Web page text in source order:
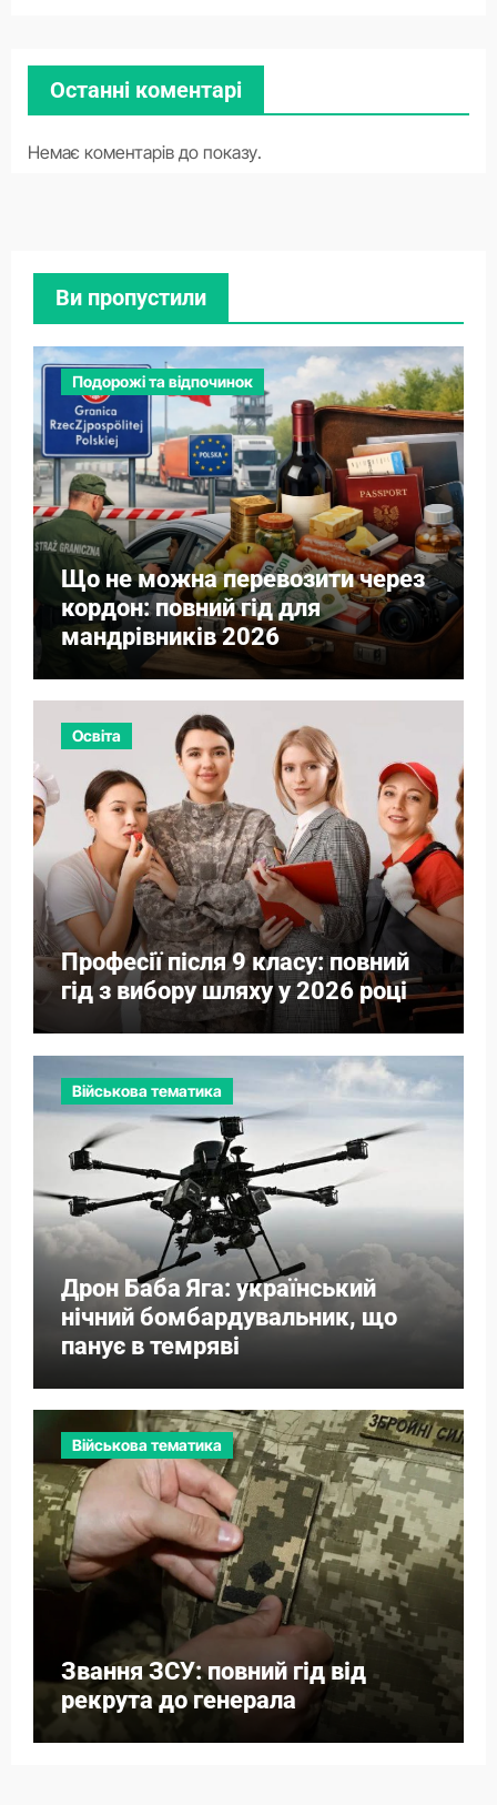
Останні коментарі
Немає коментарів до показу.
Ви пропустили
Подорожі та відпочинок
Що не можна перевозити через
кордон: повний гід для
мандрівників 2026
Освіта
Професії після 9 класу: повний
гід з вибору шляху у 2026 році
Військова тематика
Дрон Баба Яга: український
нічний бомбардувальник, що
панує в темряві
Військова тематика
Звання ЗСУ: повний гід від
рекрута до генерала